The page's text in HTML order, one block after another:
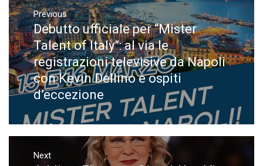
articoli
Previous
Previous
post:
Debutto ufficiale per “Mister
Talent of Italy”: al via le
registrazioni televisive da Napoli
con Kevin Dellino e ospiti
d’eccezione
Next